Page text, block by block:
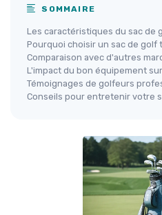
SOMMAIRE
Les caractéristiques du sac de
Pourquoi choisir un sac de golf
Comparaison avec d'autres
L'impact du bon équipement
Témoignages de golfeurs
Conseils pour entretenir votre